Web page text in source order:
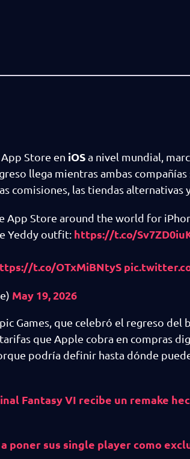
Store en iOSa nivel mundial,
llega mientras ambas
comisiones, las tiendas alternativas
App Store around the world for
Yeddy outfit: https://t.co/
t.co/OTxMiBNtyS
May 19, 2026
Games, que celebró el regreso
que Apple cobra en compras
podría definir hasta dónde
Fantasy VI recibe un remake
poner sus single player como